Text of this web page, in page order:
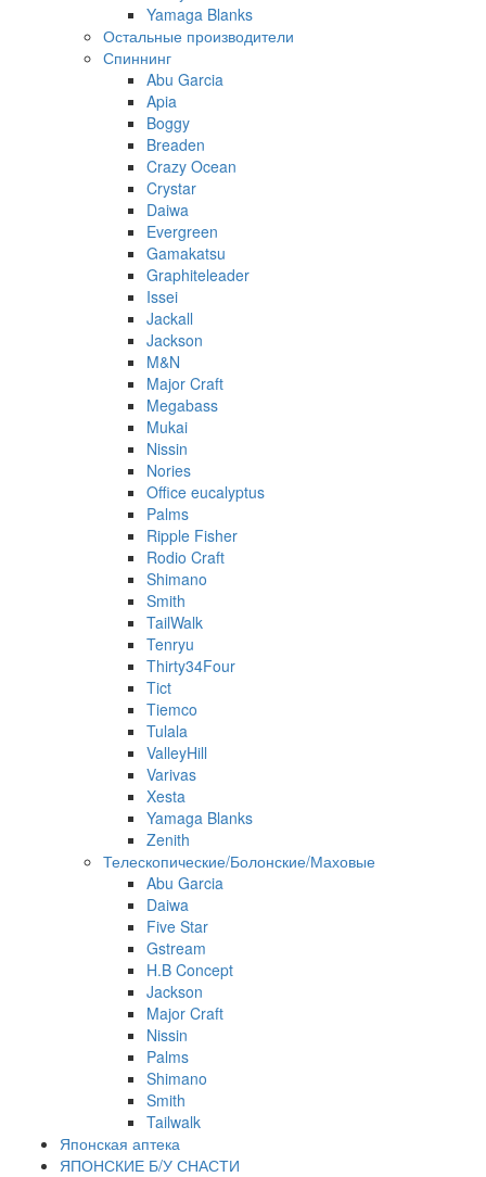
Yamaga Blanks
Остальные производители
Спиннинг
Abu Garcia
Apia
Boggy
Breaden
Crazy Ocean
Crystar
Daiwa
Evergreen
Gamakatsu
Graphiteleader
Issei
Jackall
Jackson
M&N
Major Craft
Megabass
Mukai
Nissin
Nories
Office eucalyptus
Palms
Ripple Fisher
Rodio Craft
Shimano
Smith
TailWalk
Tenryu
Thirty34Four
Tict
Tiemco
Tulala
ValleyHill
Varivas
Xesta
Yamaga Blanks
Zenith
Телескопические/Болонские/Маховые
Abu Garcia
Daiwa
Five Star
Gstream
H.B Concept
Jackson
Major Craft
Nissin
Palms
Shimano
Smith
Tailwalk
Японская аптека
ЯПОНСКИЕ Б/У СНАСТИ